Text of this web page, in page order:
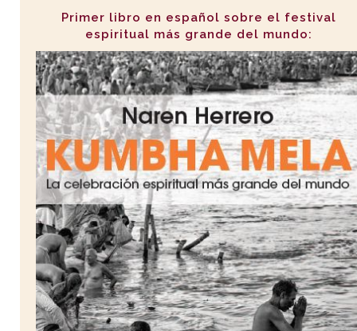
Primer libro en español sobre el festival
espiritual más grande del mundo: